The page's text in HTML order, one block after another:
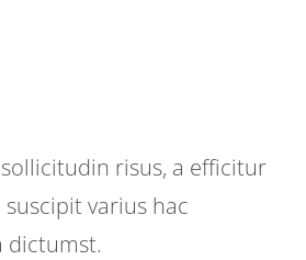
risus, a efficitur
varius hac
dictumst.